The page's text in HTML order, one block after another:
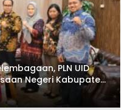
PLN UID
Negeri Kabupaten
Dukung Pelayanan